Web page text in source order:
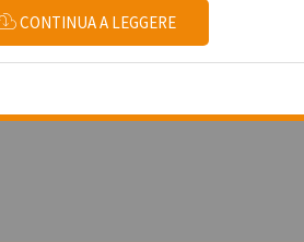
CONTINUA A LEGGERE